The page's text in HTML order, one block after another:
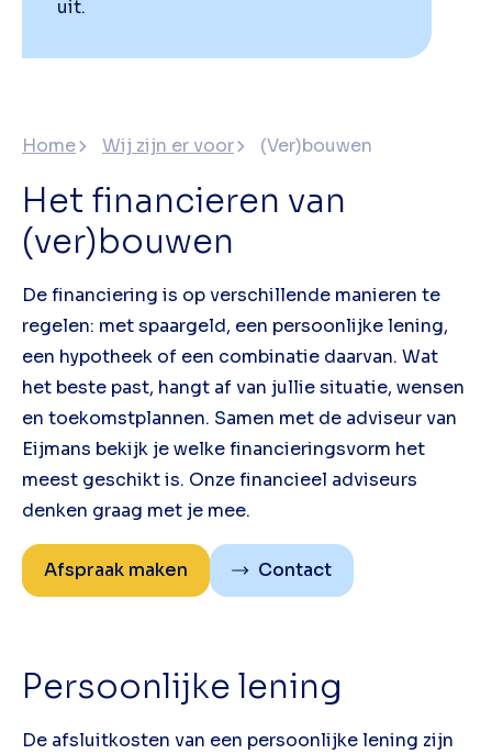
uit.
Home Wij zijn er voor (Ver)bouwen
Het financieren van
(ver)bouwen
De financiering is op verschillende manieren te
regelen: met spaargeld, een persoonlijke lening,
een hypotheek of een combinatie daarvan. Wat
het beste past, hangt af van jullie situatie, wensen
en toekomstplannen. Samen met de adviseur van
Eijmans bekijk je welke financieringsvorm het
meest geschikt is. Onze financieel adviseurs
denken graag met je mee.
Afspraak maken Contact
Persoonlijke lening
De afsluitkosten van een persoonlijke lening zijn